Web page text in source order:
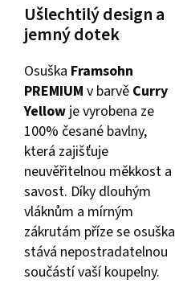
Ušlechtilý design a
jemný dotek
Osuška Framsohn
PREMIUM v barvě Curry
Yellow je vyrobena ze
100% česané bavlny,
která zajišťuje
neuvěřitelnou měkkost a
savost. Díky dlouhým
vláknům a mírným
zákrutám příze se osuška
stává nepostradatelnou
součástí vaší koupelny.